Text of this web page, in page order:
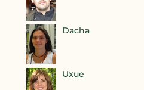
Dacha
Uxue